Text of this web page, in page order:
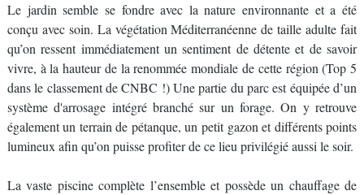
Le jardin semble se fondre avec la nature environnante et a été
conçu avec soin. La végétation Méditerranéenne de taille adulte fait
qu’on ressent immédiatement un sentiment de détente et de savoir
vivre, à la hauteur de la renommée mondiale de cette région (Top 5
dans le classement de CNBC !) Une partie du parc est équipée d’un
système d'arrosage intégré branché sur un forage. On y retrouve
également un terrain de pétanque, un petit gazon et différents points
lumineux afin qu’on puisse profiter de ce lieu privilégié aussi le soir.
La vaste piscine complète l’ensemble et possède un chauffage de